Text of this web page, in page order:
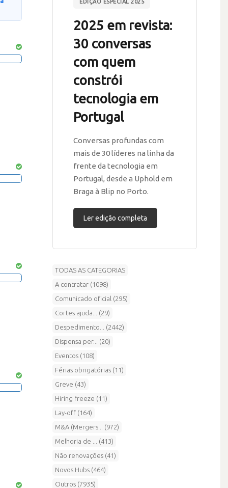
EDIÇÃO ESPECIAL 2025
2025 em revista:
30 conversas
com quem
constrói
tecnologia em
Portugal
Conversas profundas com
mais de 30 líderes na linha da
frente da tecnologia em
Portugal, desde a Uphold em
Braga à Blip no Porto.
Ler edição completa
TODAS AS CATEGORIAS
A contratar (1098)
Comunicado oficial (295)
Cortes ajuda... (29)
Despedimento... (2442)
Dispensa per... (20)
Eventos (108)
Férias obrigatórias (11)
Greve (43)
Hiring freeze (11)
Lay-off (164)
M&A (Mergers... (972)
Melhoria de ... (413)
Não renovações (41)
Novos Hubs (464)
Outros (7935)